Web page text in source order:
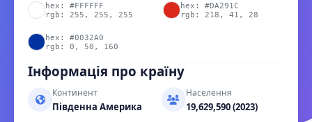
hex: #FFFFFF
rgb: 255, 255, 255
hex: #DA291C
rgb: 218, 41, 28
hex: #0032A0
rgb: 0, 50, 160
Інформація про країну
Континент
Південна Америка
Населення
19,629,590 (2023)